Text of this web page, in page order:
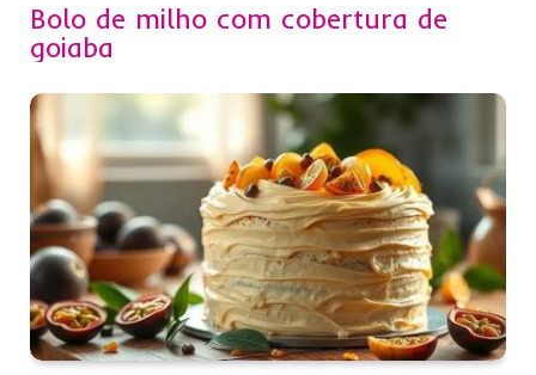
Bolo de milho com cobertura de
goiaba